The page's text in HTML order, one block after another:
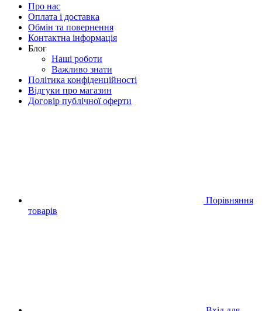
Про нас
Оплата і доставка
Обмін та повернення
Контактна інформація
Блог
Наші роботи
Важливо знати
Політика конфіденційності
Відгуки про магазин
Договір публічної оферти
Порівняння
товарів